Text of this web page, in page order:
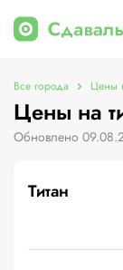
Все города Цены
Цены на
Обновлено
Титан